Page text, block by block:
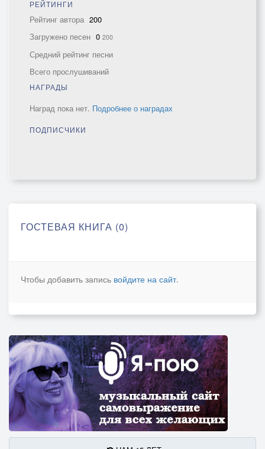
РЕЙТИНГИ
Рейтинг автора 200
Загружено песен 0 200
Средний рейтинг песни
Всего прослушиваний
НАГРАДЫ
Наград пока нет. Подробнее о наградах
ПОДПИСЧИКИ
ГОСТЕВАЯ КНИГА (0)
Чтобы добавить запись войдите на сайт.